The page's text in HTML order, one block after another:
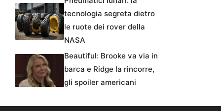
tecnologia segreta dietro
le ruote dei rover della
NASA
Beautiful: Brooke va via in
barca e Ridge la rincorre,
gli spoiler americani